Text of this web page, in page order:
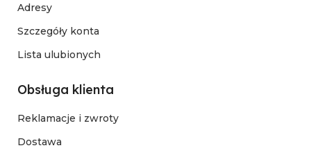
Adresy
Szczegóły konta
Lista ulubionych
Obsługa klienta
Reklamacje i zwroty
Dostawa